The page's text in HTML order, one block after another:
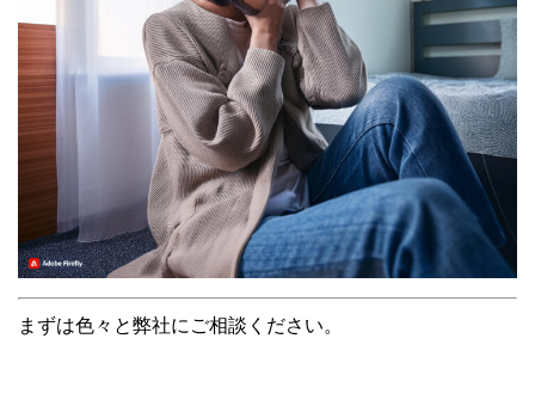
まずは色々と弊社にご相談ください。